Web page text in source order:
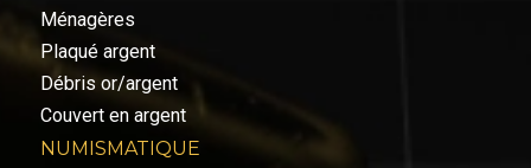
Ménagères
Plaqué argent
Débris or/argent
Couvert en argent
NUMISMATIQUE